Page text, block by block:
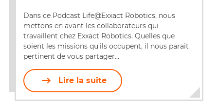
EMBED
Dans ce Podcast Life@Exxact Robotics, nous
mettons en avant les collaborateurs qui
travaillent chez Exxact Robotics. Quelles que
soient les missions qu'ils occupent, il nous parait
pertinent de vous partager…
Lire la suite